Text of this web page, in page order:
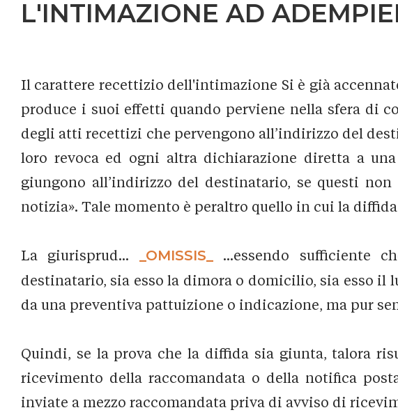
L'INTIMAZIONE AD
Il carattere recettizio dell'intimazione Si è già
produce i suoi effetti quando perviene nella sfera di
degli atti recettizi che pervengono all’indirizzo del
loro revoca ed ogni altra dichiarazione diretta a
giungono all’indirizzo del destinatario, se questi
notizia». Tale momento è peraltro quello in cui la
La giurisprud... _OMISSIS_
...essendo sufficiente
destinatario, sia esso la dimora o domicilio, sia esso
da una preventiva pattuizione o indicazione, ma pur
Quindi, se la prova che la diffida sia giunta, talora
ricevimento della raccomandata o della notifica
inviate a mezzo raccomandata priva di avviso di